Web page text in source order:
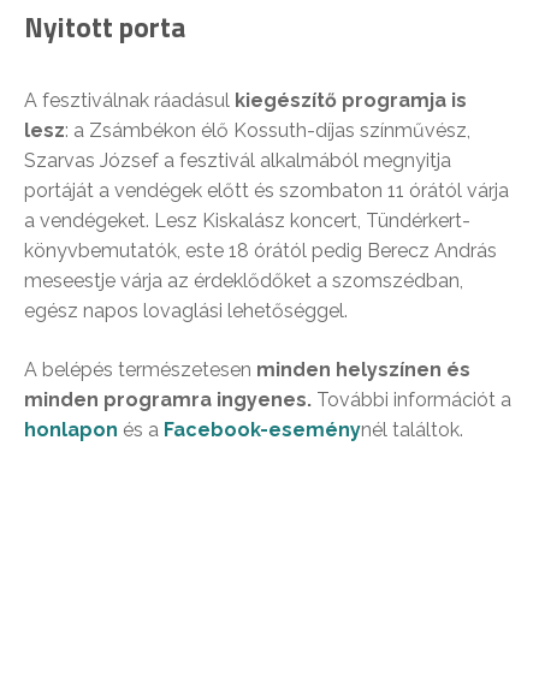
Nyitott porta
A fesztiválnak ráadásul kiegészítő programja is
lesz: a Zsámbékon élő Kossuth-díjas színművész,
Szarvas József a fesztivál alkalmából megnyitja
portáját a vendégek előtt és szombaton 11 órától várja
a vendégeket. Lesz Kiskalász koncert, Tündérkert-
könyvbemutatók, este 18 órától pedig Berecz András
meseestje várja az érdeklődőket a szomszédban,
egész napos lovaglási lehetőséggel.
A belépés természetesen minden helyszínen és
minden programra ingyenes. További információt a
honlapon és a Facebook-eseménynél találtok.